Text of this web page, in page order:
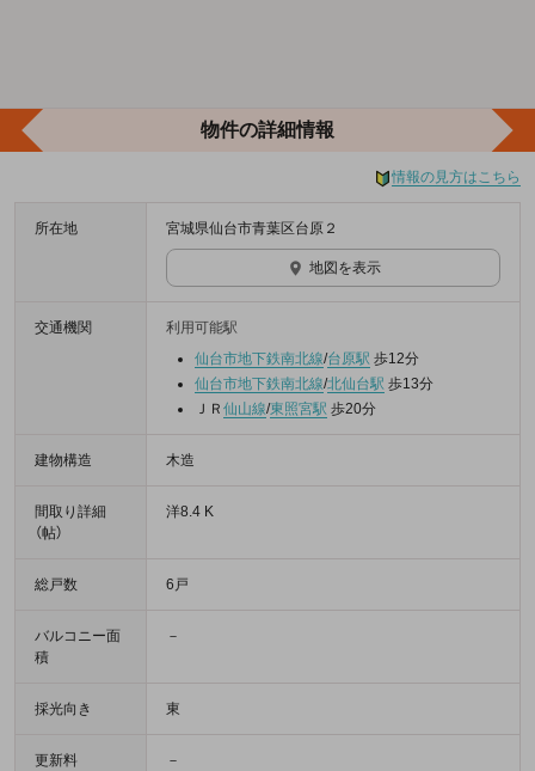
物件の詳細情報
情報の見方はこちら
所在地 宮城県仙台市青葉区台原２
地図を表示
交通機関
利用可能駅
仙台市地下鉄南北線/台原駅 歩12分
仙台市地下鉄南北線/北仙台駅 歩13分
ＪＲ 仙山線/東照宮駅 歩20分
建物構造 木造
間取り詳細
（帖）
洋8.4 K
総戸数 6戸
バルコニー面
積
－
採光向き 東
更新料 －